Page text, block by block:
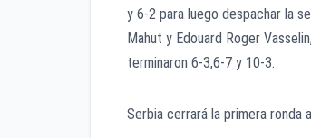
y 6-2 para luego despachar la
Mahut y Edouard Roger
terminaron 6-3,6-7 y 10-3.
Serbia cerrará la primera ronda